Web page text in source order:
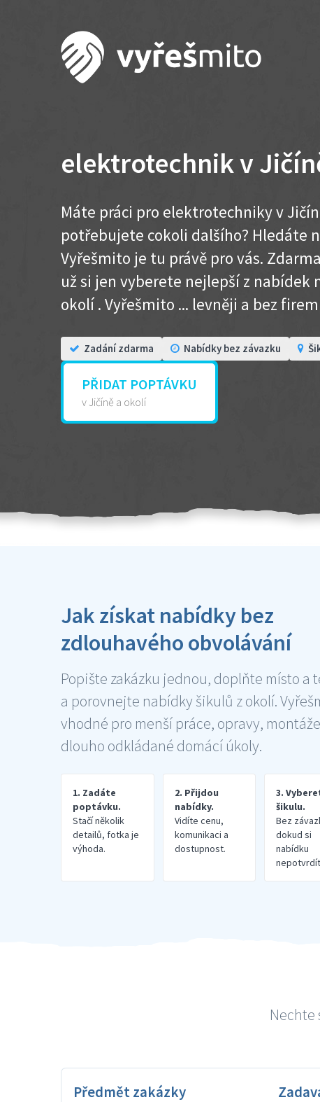
elektrotechnik v
Máte práci pro elektrotechniky v
potřebujete cokoli dalšího? Hledáte
Vyřešmito je tu právě pro vás.
už si jen vyberete nejlepší z nabídek
okolí . Vyřešmito ... levněji a bez firem
Zadání zdarma Nabídky bez závazku
PŘIDAT POPTÁVKU
v Jičíně a okolí
Jak získat nabídky bez
zdlouhavého obvolávání
Popište zakázku jednou, doplňte místo a
a porovnejte nabídky šikulů z okolí.
vhodné pro menší práce, opravy,
dlouho odkládané domácí úkoly.
1. Zadáte
poptávku.
Stačí několik
detailů, fotka je
výhoda.
2. Přijdou
nabídky.
Vidíte cenu,
komunikaci a
dostupnost.
3.
šikulu.
Bez
dokud si
nabídku
Nechte
Předmět zakázky